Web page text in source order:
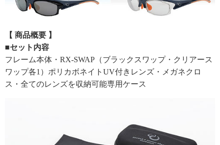
【 商品概要 】
■セット内容
フレーム本体・RX-SWAP（ブラックスワップ・クリアース
ワップ各1）ポリカボネイトUV付きレンズ・メガネクロ
ス・全てのレンズを収納可能専用ケース